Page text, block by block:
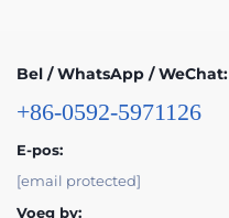
Bel / WhatsApp / WeChat:
+86-0592-5971126
E-pos:
[email protected]
Voeg by: